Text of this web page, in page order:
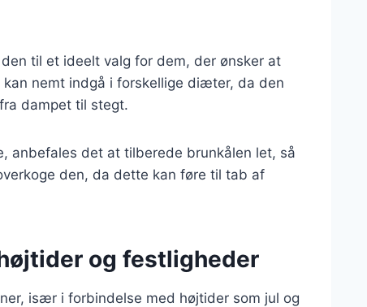
til et ideelt valg for dem, der ønsker at
nemt indgå i forskellige diæter, da den
dampet til stegt.
anbefales det at tilberede brunkålen let, så
den, da dette kan føre til tab af
og festligheder
især i forbindelse med højtider som jul og